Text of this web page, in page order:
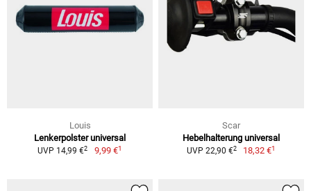
Louis
Lenkerpolster universal
UVP 14,99 €2 9,99 €1
Scar
Hebelhalterung universal
UVP 22,90 €2 18,32 €1